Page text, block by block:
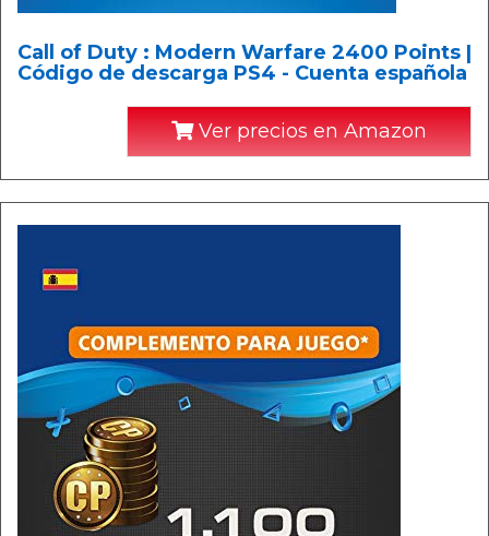
Call of Duty : Modern Warfare 2400 Points |
Código de descarga PS4 - Cuenta española
Ver precios en Amazon